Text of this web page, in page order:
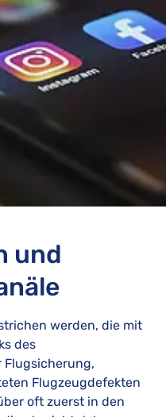
und
werden, die mit
des
Flugsicherung,
Flugzeugdefekten
oft zuerst in den